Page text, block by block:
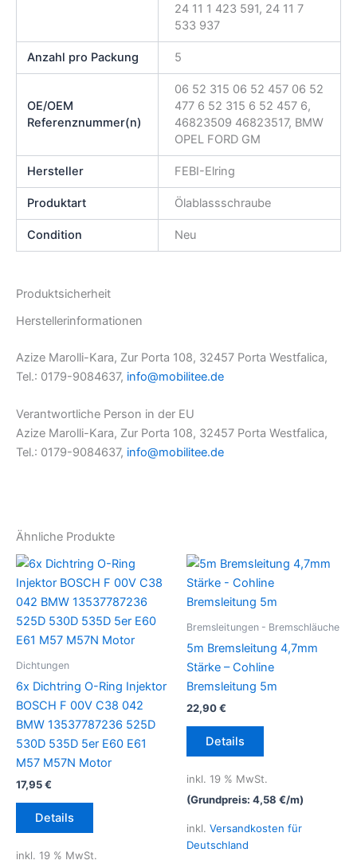
24 11 1 423 591, 24 11 7
533 937
Anzahl pro Packung 5
OE/OEM
Referenznummer(n)
06 52 315 06 52 457 06 52
477 6 52 315 6 52 457 6,
46823509 46823517, BMW
OPEL FORD GM
Hersteller FEBI-Elring
Produktart Ölablassschraube
Condition Neu
Produktsicherheit
Herstellerinformationen
Azize Marolli-Kara, Zur Porta 108, 32457 Porta Westfalica,
Tel.: 0179-9084637, info@mobilitee.de
Verantwortliche Person in der EU
Azize Marolli-Kara, Zur Porta 108, 32457 Porta Westfalica,
Tel.: 0179-9084637, info@mobilitee.de
Ähnliche Produkte
Dichtungen
6x Dichtring O-Ring Injektor
BOSCH F 00V C38 042
BMW 13537787236 525D
530D 535D 5er E60 E61
M57 M57N Motor
17,95€
Details
inkl. 19 % MwSt.
Bremsleitungen - Bremschläuche
5m Bremsleitung 4,7mm
Stärke – Cohline
Bremsleitung 5m
22,90€
Details
inkl. 19 % MwSt.
(Grundpreis: 4,58 €/m)
inkl. Versandkosten für
Deutschland